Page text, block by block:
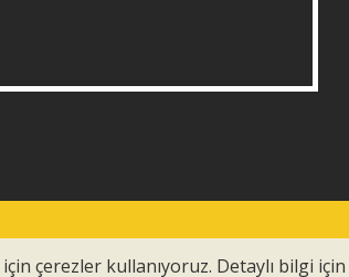
çerezler kullanıyoruz. Detaylı bilgi için